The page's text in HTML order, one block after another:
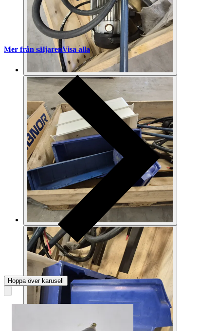
Mer från säljarenVisa alla
Hoppa över karusell